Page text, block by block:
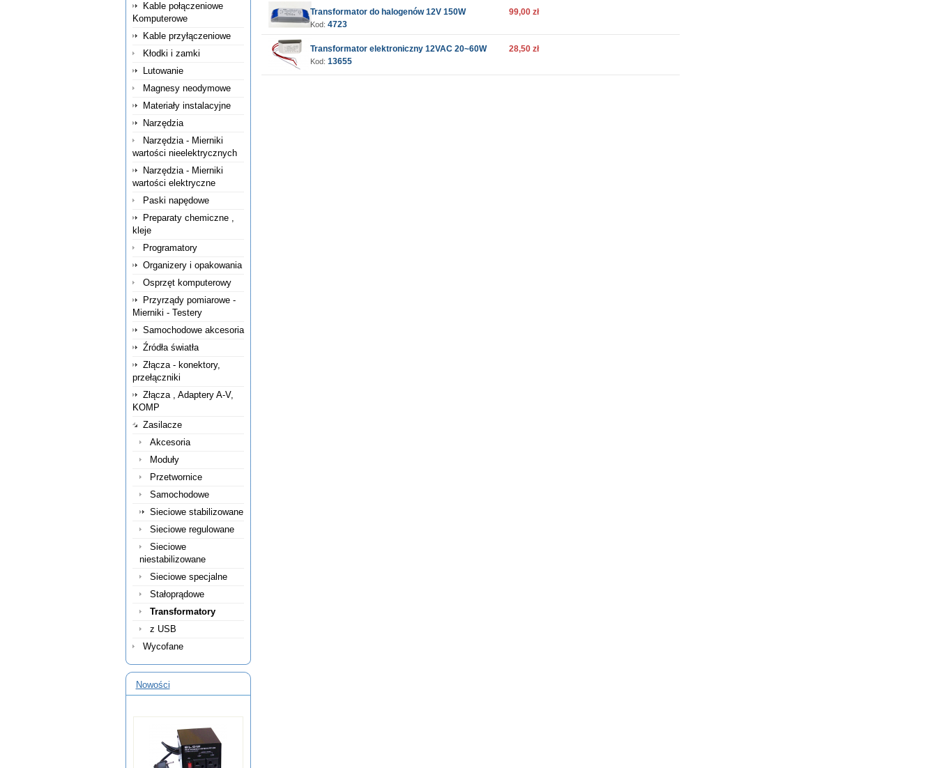
Kable połączeniowe
Komputerowe
Kable przyłączeniowe
Kłodki i zamki
Lutowanie
Magnesy neodymowe
Materiały instalacyjne
Narzędzia
Narzędzia - Mierniki
wartości nieelektrycznych
Narzędzia - Mierniki
wartości elektryczne
Paski napędowe
Preparaty chemiczne ,
kleje
Programatory
Organizery i opakowania
Osprzęt komputerowy
Przyrządy pomiarowe -
Mierniki - Testery
Samochodowe akcesoria
Źródła światła
Złącza - konektory,
przełączniki
Złącza , Adaptery A-V,
KOMP
Zasilacze
Akcesoria
Moduły
Przetwornice
Samochodowe
Sieciowe stabilizowane
Sieciowe regulowane
Sieciowe
niestabilizowane
Sieciowe specjalne
Stałoprądowe
Transformatory
z USB
Wycofane
Nowości
Transformator do halogenów 12V 150W
Kod: 4723
99,00 zł
Transformator elektroniczny 12VAC 20~60W
Kod: 13655
28,50 zł